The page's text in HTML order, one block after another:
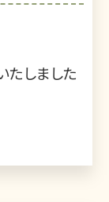
たしました